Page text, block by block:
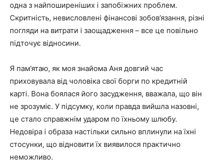
одна з найпоширеніших і запобіжних проблем.
Скритність, невисловлені фінансові зобов’язання, різні
погляди на витрати і заощадження – все це повільно
підточує відносини.
Я пам’ятаю, як моя знайома Аня довгий час
приховувала від чоловіка свої борги по кредитній
карті. Вона боялася його засудження, вважала, що він
не зрозуміє. У підсумку, коли правда вийшла назовні,
це стало справжнім ударом по їхньому шлюбу.
Недовіра і образа настільки сильно вплинули на їхні
стосунки, що відновити їх виявилося практично
неможливо.